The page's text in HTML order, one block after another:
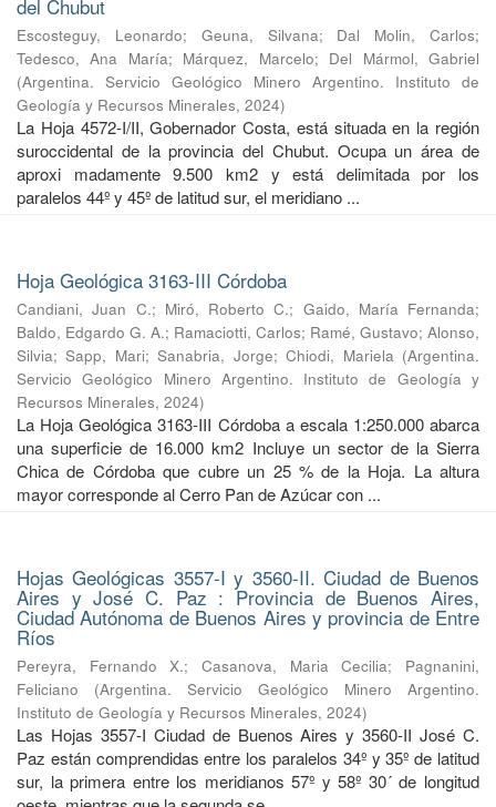
del Chubut
Escosteguy, Leonardo; Geuna, Silvana; Dal Molin, Carlos;
Tedesco, Ana María; Márquez, Marcelo; Del Mármol, Gabriel
(Argentina. Servicio Geológico Minero Argentino. Instituto de
Geología y Recursos Minerales, 2024)
La Hoja 4572-I/II, Gobernador Costa, está situada en la región
suroccidental de la provincia del Chubut. Ocupa un área de
aproxi madamente 9.500 km2 y está delimitada por los
paralelos 44º y 45º de latitud sur, el meridiano ...
Hoja Geológica 3163-III Córdoba
Candiani, Juan C.; Miró, Roberto C.; Gaido, María Fernanda;
Baldo, Edgardo G. A.; Ramaciotti, Carlos; Ramé, Gustavo; Alonso,
Silvia;Sapp, Mari;Sanabria, Jorge;Chiodi, Mariela (Argentina.
Servicio Geológico Minero Argentino. Instituto de Geología y
Recursos Minerales, 2024)
La Hoja Geológica 3163-III Córdoba a escala 1:250.000 abarca
una superficie de 16.000 km2 Incluye un sector de la Sierra
Chica de Córdoba que cubre un 25 % de la Hoja. La altura
mayor corresponde al Cerro Pan de Azúcar con ...
Hojas Geológicas 3557-I y 3560-II. Ciudad de Buenos
Aires y José C. Paz : Provincia de Buenos Aires,
Ciudad Autónoma de Buenos Aires y provincia de Entre
Ríos
Pereyra, Fernando X.;Casanova, Maria Cecilia; Pagnanini,
Feliciano
(Argentina. Servicio Geológico Minero Argentino.
Instituto de Geología y Recursos Minerales, 2024)
Las Hojas 3557-I Ciudad de Buenos Aires y 3560-II José C.
Paz están comprendidas entre los paralelos 34º y 35º de latitud
sur, la primera entre los meridianos 57º y 58º 30´ de longitud